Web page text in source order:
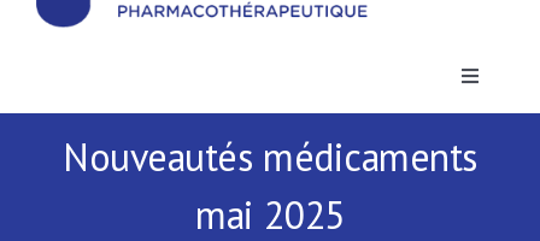
Toggle
Actualités
Nouveautés médicaments
mai 2025